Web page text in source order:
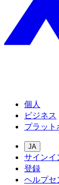
個人
ビジネス
プラット
JA
サインイ
登録
ヘルプセ